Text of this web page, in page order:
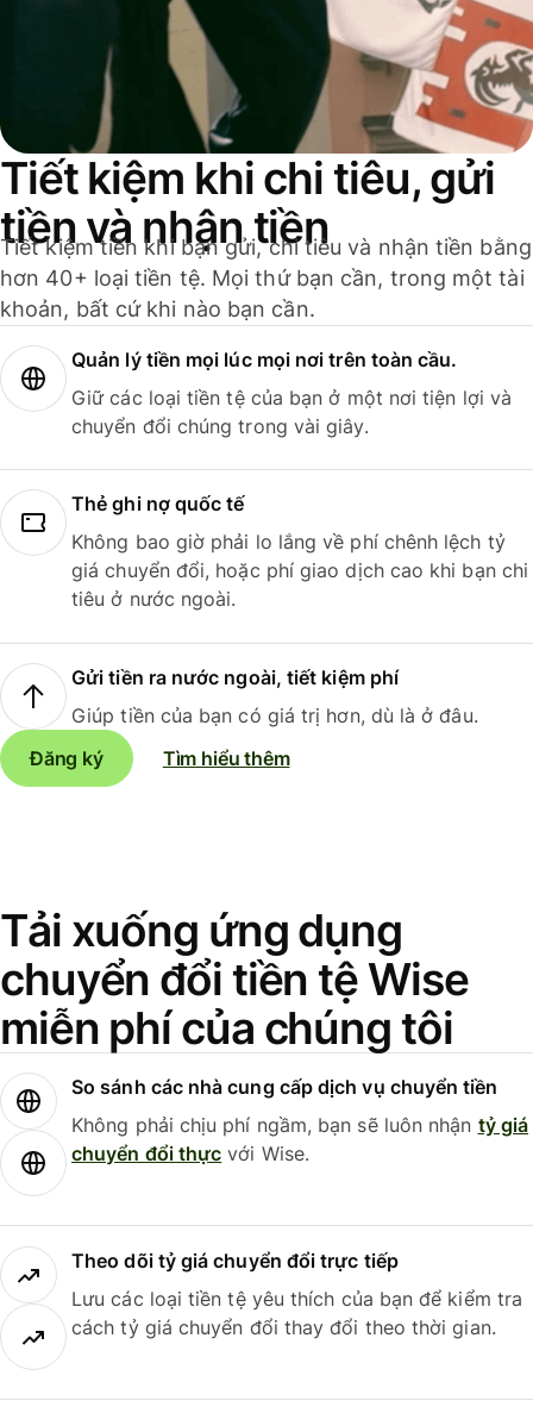
Tiết kiệm khi chi tiêu, gửi
tiền và nhận tiền
Tiết kiệm tiền khi bạn gửi, chi tiêu và nhận tiền bằng
hơn 40+ loại tiền tệ. Mọi thứ bạn cần, trong một tài
khoản, bất cứ khi nào bạn cần.
Quản lý tiền mọi lúc mọi nơi trên toàn cầu.
Giữ các loại tiền tệ của bạn ở một nơi tiện lợi và
chuyển đổi chúng trong vài giây.
Thẻ ghi nợ quốc tế
Không bao giờ phải lo lắng về phí chênh lệch tỷ
giá chuyển đổi, hoặc phí giao dịch cao khi bạn chi
tiêu ở nước ngoài.
Gửi tiền ra nước ngoài, tiết kiệm phí
Giúp tiền của bạn có giá trị hơn, dù là ở đâu.
Đăng ký
Tìm hiểu thêm
Tải xuống ứng dụng
chuyển đổi tiền tệ Wise
miễn phí của chúng tôi
So sánh các nhà cung cấp dịch vụ chuyển tiền
Không phải chịu phí ngầm, bạn sẽ luôn nhận tỷ giá
chuyển đổi thực với Wise.
Theo dõi tỷ giá chuyển đổi trực tiếp
Lưu các loại tiền tệ yêu thích của bạn để kiểm tra
cách tỷ giá chuyển đổi thay đổi theo thời gian.